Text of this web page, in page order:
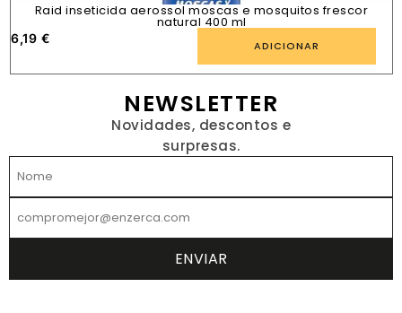
Raid inseticida aerossol moscas e mosquitos frescor
natural 400 ml
6,19 € ADICIONAR
NEWSLETTER
Novidades, descontos e
surpresas.